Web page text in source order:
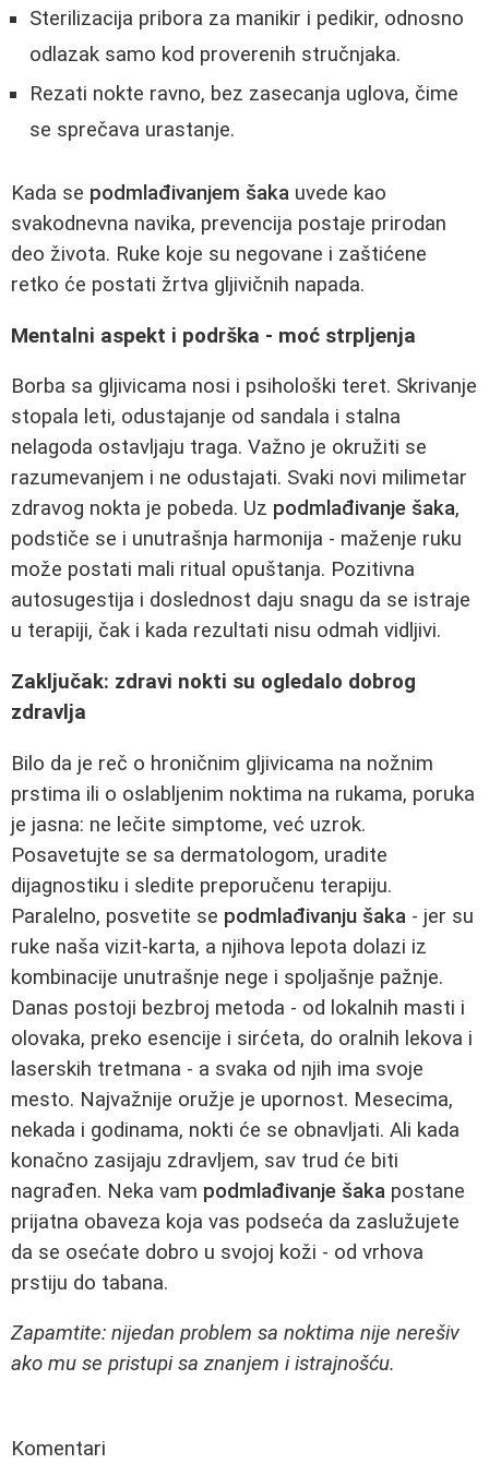
Sterilizacija pribora za manikir i pedikir, odnosno
odlazak samo kod proverenih stručnjaka.
Rezati nokte ravno, bez zasecanja uglova, čime
se sprečava urastanje.
Kada se podmlađivanjem šaka uvede kao
svakodnevna navika, prevencija postaje prirodan
deo života. Ruke koje su negovane i zaštićene
retko će postati žrtva gljivičnih napada.
Mentalni aspekt i podrška - moć strpljenja
Borba sa gljivicama nosi i psihološki teret. Skrivanje
stopala leti, odustajanje od sandala i stalna
nelagoda ostavljaju traga. Važno je okružiti se
razumevanjem i ne odustajati. Svaki novi milimetar
zdravog nokta je pobeda. Uz podmlađivanje šaka,
podstiče se i unutrašnja harmonija - maženje ruku
može postati mali ritual opuštanja. Pozitivna
autosugestija i doslednost daju snagu da se istraje
u terapiji, čak i kada rezultati nisu odmah vidljivi.
Zaključak: zdravi nokti su ogledalo dobrog
zdravlja
Bilo da je reč o hroničnim gljivicama na nožnim
prstima ili o oslabljenim noktima na rukama, poruka
je jasna: ne lečite simptome, već uzrok.
Posavetujte se sa dermatologom, uradite
dijagnostiku i sledite preporučenu terapiju.
Paralelno, posvetite se podmlađivanju šaka - jer su
ruke naša vizit-karta, a njihova lepota dolazi iz
kombinacije unutrašnje nege i spoljašnje pažnje.
Danas postoji bezbroj metoda - od lokalnih masti i
olovaka, preko esencije i sirćeta, do oralnih lekova i
laserskih tretmana - a svaka od njih ima svoje
mesto. Najvažnije oružje je upornost. Mesecima,
nekada i godinama, nokti će se obnavljati. Ali kada
konačno zasijaju zdravljem, sav trud će biti
nagrađen. Neka vam podmlađivanje šaka postane
prijatna obaveza koja vas podseća da zaslužujete
da se osećate dobro u svojoj koži - od vrhova
prstiju do tabana.
Zapamtite: nijedan problem sa noktima nije nerešiv
ako mu se pristupi sa znanjem i istrajnošću.
Komentari